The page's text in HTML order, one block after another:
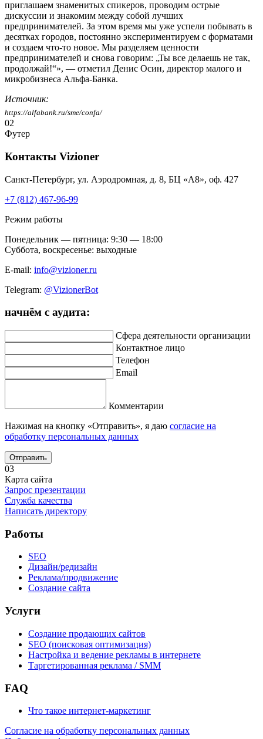
приглашаем знаменитых спикеров, проводим острые
дискуссии и знакомим между собой лучших
предпринимателей. За этом время мы уже успели побывать в
десятках городов, постоянно экспериментируем с форматами
и создаем что-то новое. Мы разделяем ценности
предпринимателей и снова говорим: „Ты все делаешь не так,
продолжай!“», — отметил Денис Осин, директор малого и
микробизнеса Альфа-Банка.
Источник:
https://alfabank.ru/sme/confa/
02
Футер
Контакты Vizioner
Санкт-Петербург, ул. Аэродромная, д. 8, БЦ «А8», оф. 427
+7 (812) 467-96-99
Режим работы
Понедельник — пятница: 9:30 — 18:00
Суббота, воскресенье: выходные
E-mail: info@vizioner.ru
Telegram: @VizionerBot
начнём с аудита:
Сфера деятельности организации
Контактное лицо
Телефон
Email
Комментарии
Нажимая на кнопку «Отправить», я даю согласие на
обработку персональных данных
Отправить
03
Карта сайта
Запрос презентации
Служба качества
Написать директору
Работы
SEO
Дизайн/редизайн
Реклама/продвижение
Создание сайта
Услуги
Создание продающих сайтов
SEO (поисковая оптимизация)
Настройка и ведение рекламы в интернете
Таргетированная реклама / SMM
FAQ
Что такое интернет-маркетинг
Согласие на обработку персональных данных